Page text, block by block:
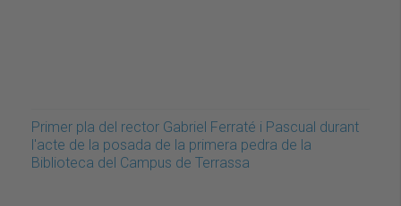
Primer pla del rector Gabriel Ferraté i Pascual durant
l'acte de la posada de la primera pedra de la
Biblioteca del Campus de Terrassa